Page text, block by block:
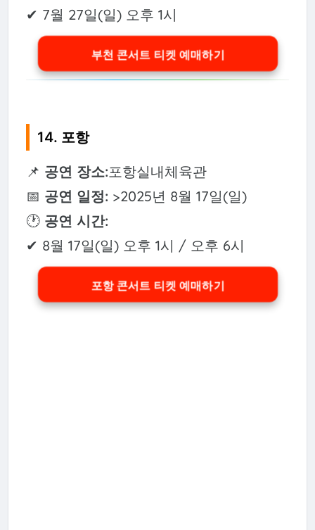
✔ 7월 27일(일) 오후 1시
부천 콘서트 티켓 예매하기
14. 포항
📌 공연 장소:포항실내체육관
📅 공연 일정: >2025년 8월 17일(일)
🕐 공연 시간:
✔ 8월 17일(일) 오후 1시 / 오후 6시
포항 콘서트 티켓 예매하기